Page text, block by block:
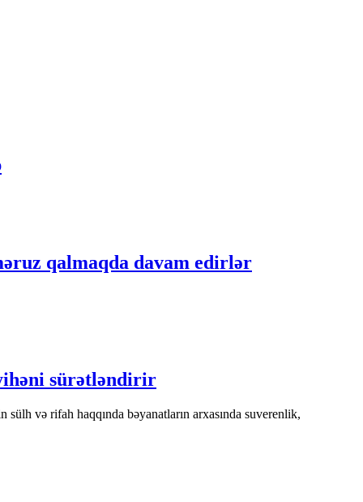
qalmaqda davam edirlər
sürətləndirir
və rifah haqqında bəyanatların arxasında suverenlik,